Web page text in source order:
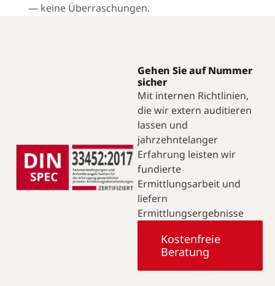
— keine Überraschungen.
Gehen Sie auf Nummer
sicher
Mit internen Richtlinien,
die wir extern auditieren
lassen und
jahrzehntelanger
Erfahrung leisten wir
fundierte
Ermittlungsarbeit und
liefern
Ermittlungsergebnisse
Kostenfreie
Beratung